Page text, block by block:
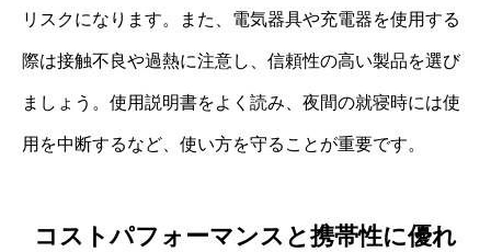
リスクになります。また、電気器具や充電器を使用する
際は接触不良や過熱に注意し、信頼性の高い製品を選び
ましょう。使用説明書をよく読み、夜間の就寝時には使
用を中断するなど、使い方を守ることが重要です。
コストパフォーマンスと携帯性に優れ